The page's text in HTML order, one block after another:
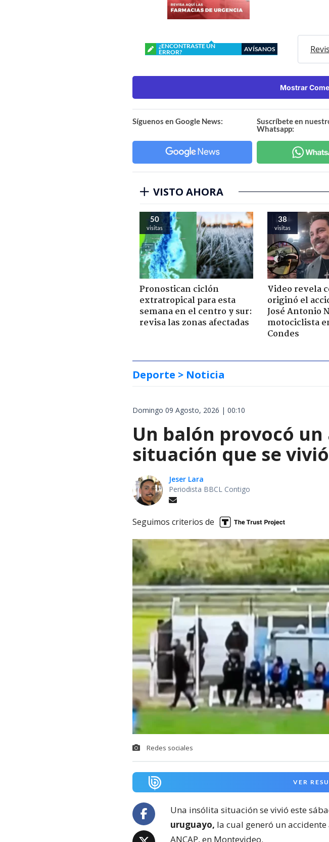
¿ENCONTRASTE UN
ERROR?
AVÍSANOS
Mostrar
Síguenos en Google News:
Suscríbete en
Whatsapp:
VISTO AHORA
50
visitas
Pronostican ciclón
extratropical para esta
semana en el centro y sur:
revisa las zonas afectadas
38
visitas
Video revela
originó el
José Antonio
motociclista
Condes
Deporte > Noticia
Domingo 09 Agosto, 2026 | 00:10
Un balón provocó
situación que se
Jeser Lara
Periodista BBCL Contigo
Seguimos criterios de
Redes sociales
VER
Una insólita situación se vivió este
uruguayo, la cual generó un
ANCAP, en Montevideo.